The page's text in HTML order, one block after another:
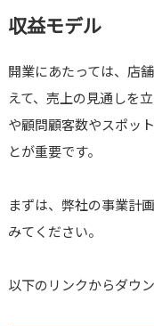
収益モデル
開業にあたっては、店
えて、売上の見通しを
や顧問顧客数やスポッ
とが重要です。
まずは、弊社の事業計
みてください。
以下のリンクからダウ